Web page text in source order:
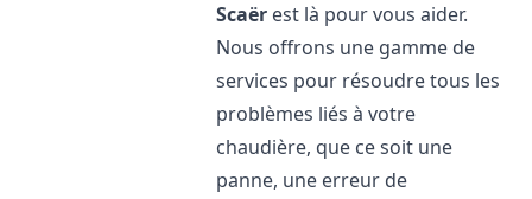
Scaër est là pour vous aider.
Nous offrons une gamme de
services pour résoudre tous les
problèmes liés à votre
chaudière, que ce soit une
panne, une erreur de